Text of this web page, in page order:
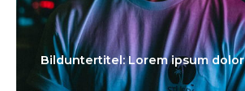
Bilduntertitel: Lorem ipsum dolor